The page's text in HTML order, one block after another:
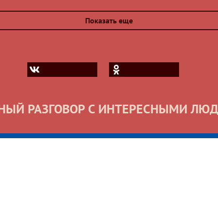
Показать еще
РАЗГОВОР С ИНТЕРЕСНЫМИ